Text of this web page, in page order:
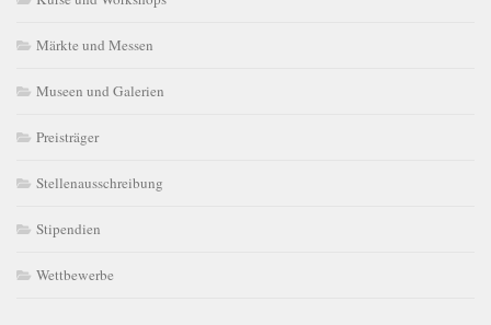
Märkte und Messen
Museen und Galerien
Preisträger
Stellenausschreibung
Stipendien
Wettbewerbe